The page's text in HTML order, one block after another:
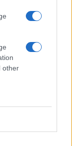
other
Active Member
μου, γιατί όσο
team/